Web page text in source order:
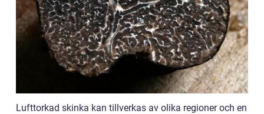
Lufttorkad skinka kan tillverkas av olika regioner och en